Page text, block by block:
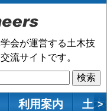
会が運営する土木技
流サイトです。
利用案内 土 >